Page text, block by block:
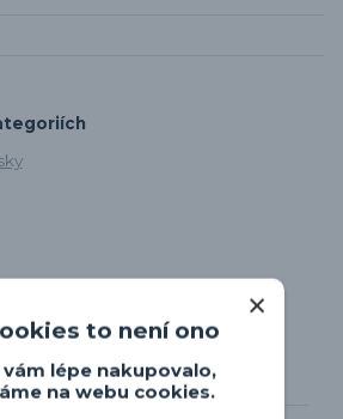
prověření dodavatelé
to není ono
vám lépe nakupovalo,
na webu cookies.